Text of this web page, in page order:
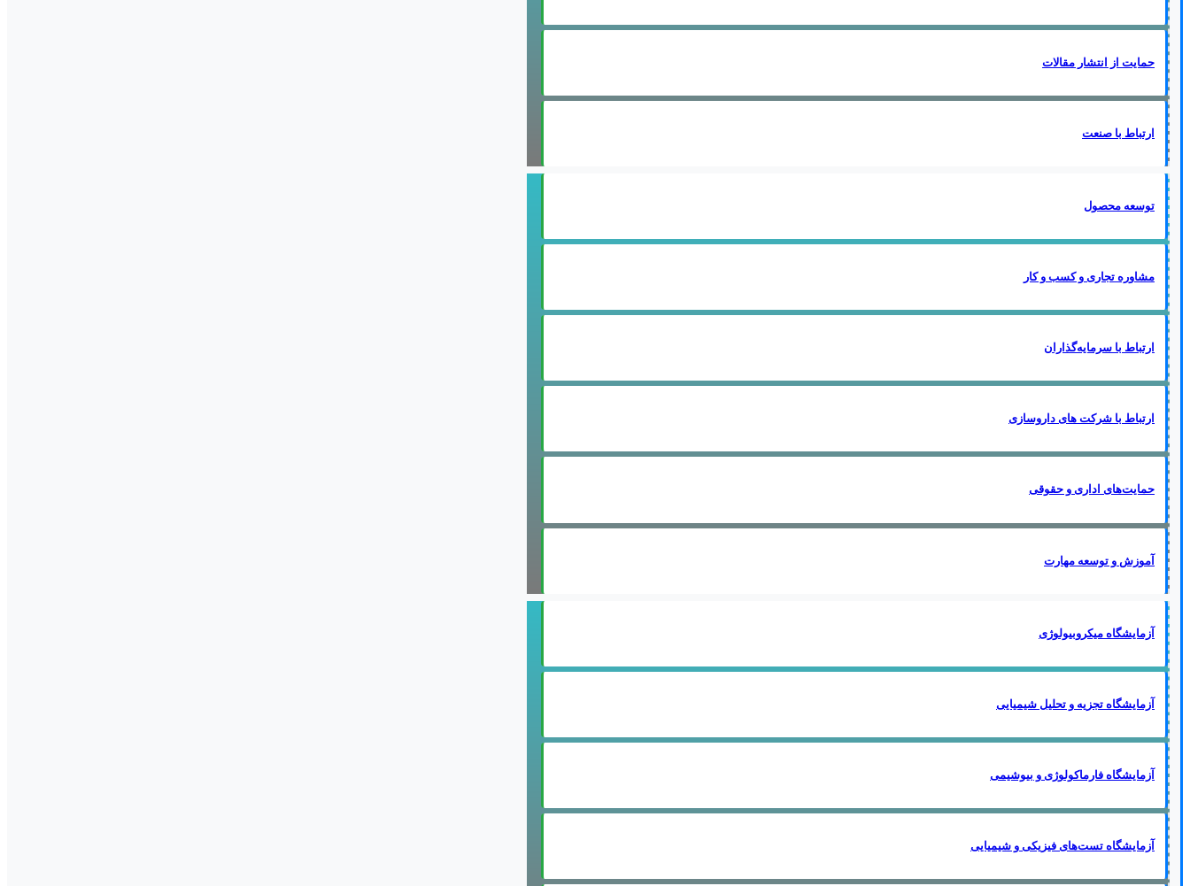
حمایت از انتشار مقالات
ارتباط با صنعت
توسعه محصول
مشاوره تجاری و کسب و کار
ارتباط با سرمایه‌گذاران
ارتباط با شرکت های داروسازی
حمایت‌های اداری و حقوقی
آموزش و توسعه مهارت
آزمایشگاه میکروبیولوژی
آزمایشگاه تجزیه و تحلیل شیمیایی
آزمایشگاه فارماکولوژی و بیوشیمی
آزمایشگاه تست‌های فیزیکی و شیمیایی